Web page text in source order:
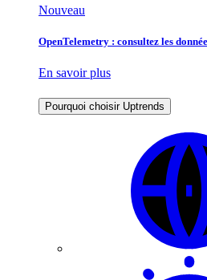
Nouveau
OpenTelemetry : consultez les
En savoir plus
Pourquoi choisir Uptrends